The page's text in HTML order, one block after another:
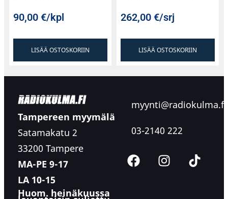
90,00€/kpl
LISÄÄ OSTOSKORIIN
262,00€/srj
LISÄÄ OSTOSKORIIN
Tampereen myymälä
Satamakatu 2
33200 Tampere
MA-PE 9-17
LA 10-15
Huom. heinäkuussa
myynti@radiokulma.fi
03-2140 222